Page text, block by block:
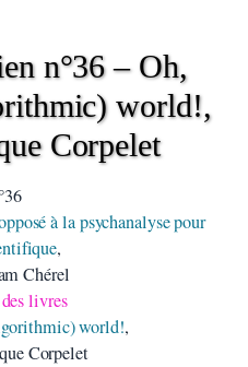
n°36 – Oh,
world!,
Corpelet
à la psychanalyse pour
,
Chérel
livres
world!,
Corpelet